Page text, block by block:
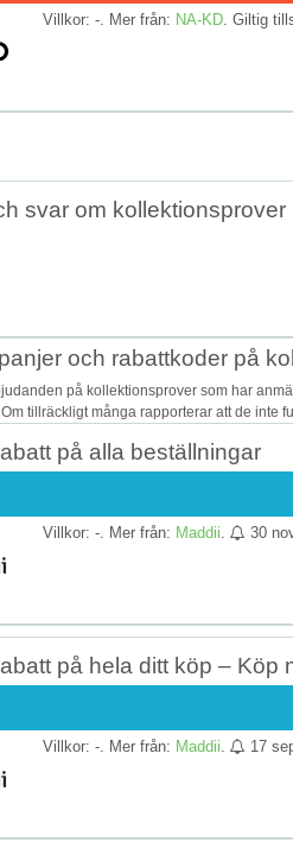
Villkor: -. Mer från: NA-KD . Giltig
svar om kollektionsprover
och rabattkoder på
på kollektionsprover som har
tillräckligt många rapporterar att de inte
på alla beställningar
Villkor: -. Mer från: Maddii 30
på hela ditt köp – Köp
Villkor: -. Mer från: Maddii 17